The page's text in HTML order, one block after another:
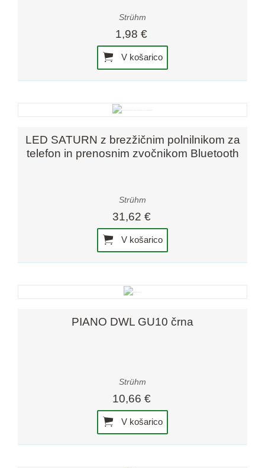
Strühm
1,98 €
V košarico
LED SATURN z brezžičnim polnilnikom za
telefon in prenosnim zvočnikom Bluetooth
Strühm
31,62 €
V košarico
PIANO DWL GU10 črna
Strühm
10,66 €
V košarico